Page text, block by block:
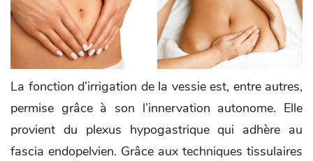
La fonction d’irrigation de la vessie est, entre autres,
permise grâce à son l’innervation autonome. Elle
provient du plexus hypogastrique qui adhère au
fascia endopelvien. Grâce aux techniques tissulaires